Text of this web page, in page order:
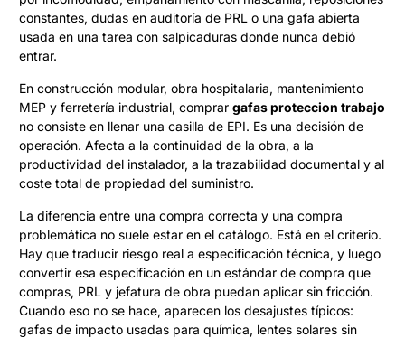
constantes, dudas en auditoría de PRL o una gafa abierta
usada en una tarea con salpicaduras donde nunca debió
entrar.
En construcción modular, obra hospitalaria, mantenimiento
MEP y ferretería industrial, comprar gafas proteccion trabajo
no consiste en llenar una casilla de EPI. Es una decisión de
operación. Afecta a la continuidad de la obra, a la
productividad del instalador, a la trazabilidad documental y al
coste total de propiedad del suministro.
La diferencia entre una compra correcta y una compra
problemática no suele estar en el catálogo. Está en el criterio.
Hay que traducir riesgo real a especificación técnica, y luego
convertir esa especificación en un estándar de compra que
compras, PRL y jefatura de obra puedan aplicar sin fricción.
Cuando eso no se hace, aparecen los desajustes típicos:
gafas de impacto usadas para química, lentes solares sin